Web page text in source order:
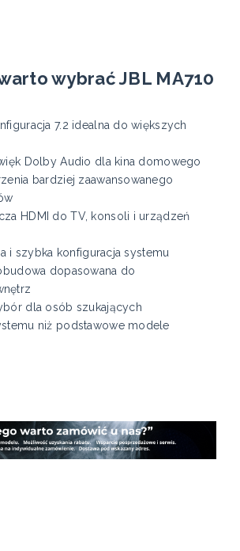
wybrać JBL MA710
7.2 idealna do większych
Dolby Audio dla kina domowego
bardziej zaawansowanego
HDMI do TV, konsoli i urządzeń
i szybka konfiguracja systemu
dopasowana do
dla osób szukających
niż podstawowe modele